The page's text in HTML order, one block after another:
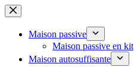
Passer
au
contenuMaison passive
Maison passive en kit
Maison autosuffisante